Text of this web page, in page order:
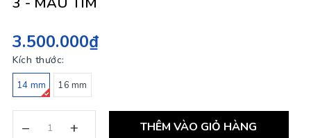
3.500.000₫
Kích thước:
14 mm 16 mm
– + THÊM VÀO GIỎ HÀNG